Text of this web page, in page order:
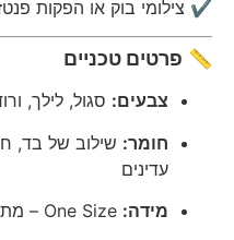
✔ צילומי בוק או הפקות
📏 פרטים טכניים
צבעים: סגול, לילך,
חומר: שילוב של בד,
עדינים
מידה: